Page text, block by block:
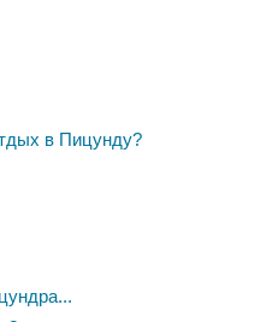
в Пицунду?